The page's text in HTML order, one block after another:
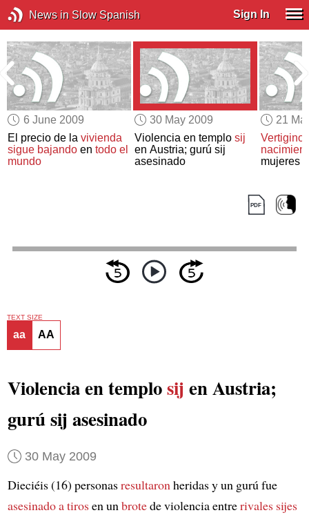
News in Slow Spanish Sign In
6 June 2009
El precio de lavivienda
sigue bajando entodo el
mundo
30 May 2009
Violencia en templo sij
en Austria; gurú sij
asesinado
21
mujeres
TEXT SIZE
aa AA
Violencia en templosij en Austria;
gurú sij asesinado
30 May 2009
Dieciéis (16) personasresultaronheridas y un gurú fue
asesinado a tirosen unbrotede violencia entrerivales sijes